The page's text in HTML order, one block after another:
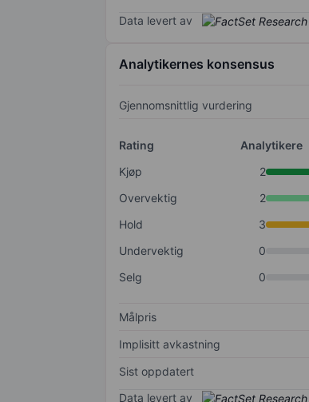
Data levert av
Analytikernes konsensus
Gjennomsnittlig vurdering
Rating
Analytikere
Kjøp
2
Overvektig
2
Hold
3
Undervektig
0
Selg
0
Målpris
Implisitt avkastning
Sist oppdatert
Data levert av